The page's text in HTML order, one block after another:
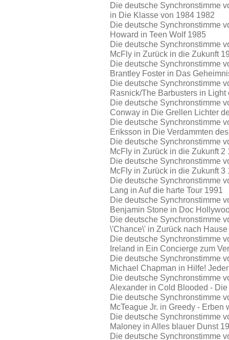
Die deutsche Synchronstimme
in Die Klasse von 1984 1982
Die deutsche Synchronstimme
Howard in Teen Wolf 1985
Die deutsche Synchronstimme
McFly in Zurück in die Zukunft
Die deutsche Synchronstimme
Brantley Foster in Das
Die deutsche Synchronstimme
Rasnick/The Barbusters in Light
Die deutsche Synchronstimme
Conway in Die Grellen Lichter
Die deutsche Synchronstimme
Eriksson in Die Verdammten
Die deutsche Synchronstimme
McFly in Zurück in die Zukunft 2
Die deutsche Synchronstimme
McFly in Zurück in die Zukunft 3
Die deutsche Synchronstimme
Lang in Auf die harte Tour 1991
Die deutsche Synchronstimme
Benjamin Stone in Doc
Die deutsche Synchronstimme
\'Chance\' in Zurück nach
Die deutsche Synchronstimme
Ireland in Ein Concierge zum
Die deutsche Synchronstimme
Michael Chapman in Hilfe!
Die deutsche Synchronstimme
Alexander in Cold Blooded -
Die deutsche Synchronstimme
McTeague Jr. in Greedy - Erben
Die deutsche Synchronstimme
Maloney in Alles blauer Dunst
Die deutsche Synchronstimme